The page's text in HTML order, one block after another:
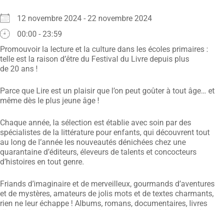
12 novembre 2024 - 22 novembre 2024
00:00 - 23:59
Promouvoir la lecture et la culture dans les écoles primaires :
telle est la raison d’être du Festival du Livre depuis plus
de 20 ans !
Parce que Lire est un plaisir que l’on peut goûter à tout âge… et
même dès le plus jeune âge !
Chaque année, la sélection est établie avec soin par des
spécialistes de la littérature pour enfants, qui découvrent tout
au long de l’année les nouveautés dénichées chez une
quarantaine d’éditeurs, éleveurs de talents et concocteurs
d’histoires en tout genre.
Friands d’imaginaire et de merveilleux, gourmands d’aventures
et de mystères, amateurs de jolis mots et de textes charmants,
rien ne leur échappe ! Albums, romans, documentaires, livres